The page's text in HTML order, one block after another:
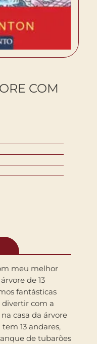
COM
meu melhor
de 13
fantásticas
divertir com a
casa da árvore
13 andares,
de tubarões